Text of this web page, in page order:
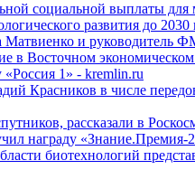
социальной выплаты
развития до 2030
Матвиенко и
в Восточном
1» - kremlin.ru
Красников в числе
рассказали в
награду «Знание.Премия-
биотехнологий